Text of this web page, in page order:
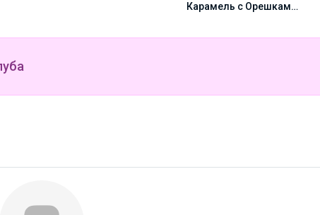
Карамель с Орешками